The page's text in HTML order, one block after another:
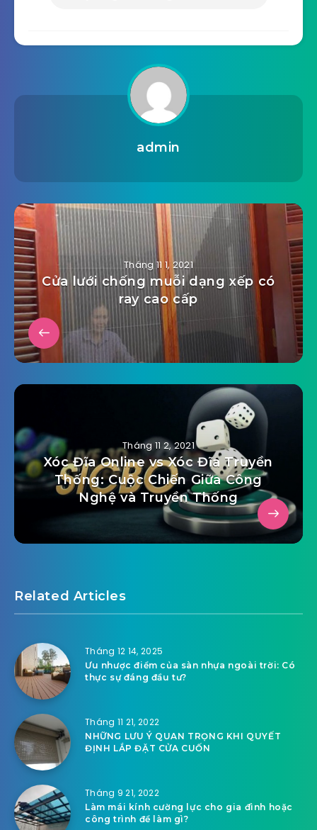
admin
Tháng 11 1, 2021
Cửa lưới chống muỗi dạng xếp có
ray cao cấp
Tháng 11 2, 2021
Xóc Đĩa Online vs Xóc Đĩa Truyền
Thống: Cuộc Chiến Giữa Công
Nghệ và Truyền Thống
Related Articles
Tháng 12 14, 2025
Ưu nhược điểm của sàn nhựa ngoài trời: Có
thực sự đáng đầu tư?
Tháng 11 21, 2022
NHỮNG LƯU Ý QUAN TRỌNG KHI QUYẾT
ĐỊNH LẮP ĐẶT CỬA CUỐN
Tháng 9 21, 2022
Làm mái kính cường lực cho gia đình hoặc
công trình để làm gì?